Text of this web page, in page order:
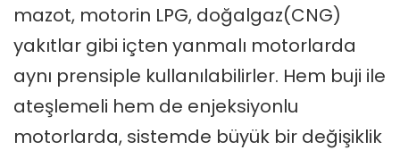
mazot, motorin LPG, doğalgaz(CNG)
yakıtlar gibi içten yanmalı motorlarda
aynı prensiple kullanılabilirler. Hem buji ile
ateşlemeli hem de enjeksiyonlu
motorlarda, sistemde büyük bir değişiklik